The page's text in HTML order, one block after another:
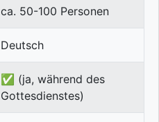
ca. 50-100 Personen
Deutsch
✅ (ja, während des
Gottesdienstes)